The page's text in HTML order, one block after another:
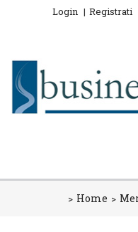
Login Registrati
Home